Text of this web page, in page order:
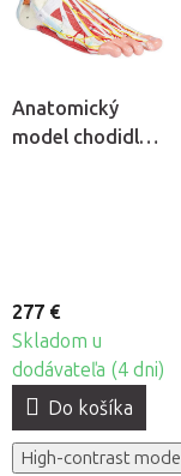
Anatomický
model chodidla -
277 €
Skladom u
dodávateľa (4 dni)
Do košíka
High-contrast mode